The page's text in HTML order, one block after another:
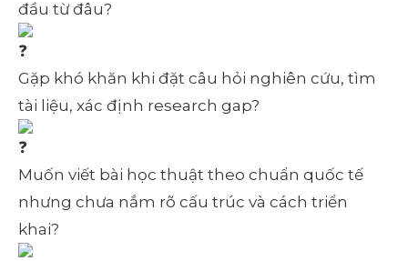
đầu từ đâu?
Gặp khó khăn khi đặt câu hỏi nghiên cứu, tìm
tài liệu, xác định research gap?
Muốn viết bài học thuật theo chuẩn quốc tế
nhưng chưa nắm rõ cấu trúc và cách triển
khai?